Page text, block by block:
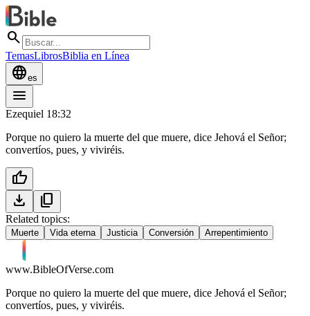
search
TemasLibrosBiblia en Línea
languagees
menu
Ezequiel 18:32
Porque no quiero la muerte del que muere, dice Jehová el Señor;
convertíos, pues, y viviréis.
thumb_up
download
content_copy
Related topics:
Muerte Vida eterna Justicia Conversión Arrepentimiento
www.BibleOfVerse.com
Porque no quiero la muerte del que muere, dice Jehová el Señor;
convertíos, pues, y viviréis.